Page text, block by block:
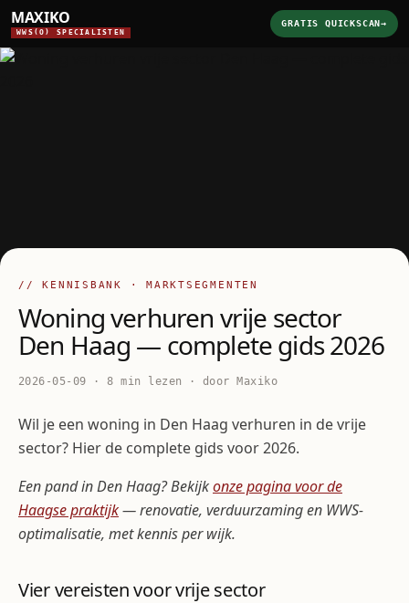
MAXIKO
WWS(O) SPECIALISTEN
GRATIS QUICKSCAN→
// KENNISBANK · MARKTSEGMENTEN
Woning verhuren vrije sector
Den Haag — complete gids 2026
2026-05-09 · 8 min lezen · door Maxiko
Wil je een woning in Den Haag verhuren in de vrije
sector? Hier de complete gids voor 2026.
Een pand in Den Haag? Bekijkonze pagina voor de
Haagse praktijk— renovatie, verduurzaming en WWS-
optimalisatie, met kennis per wijk.
Vier vereisten voor vrije sector